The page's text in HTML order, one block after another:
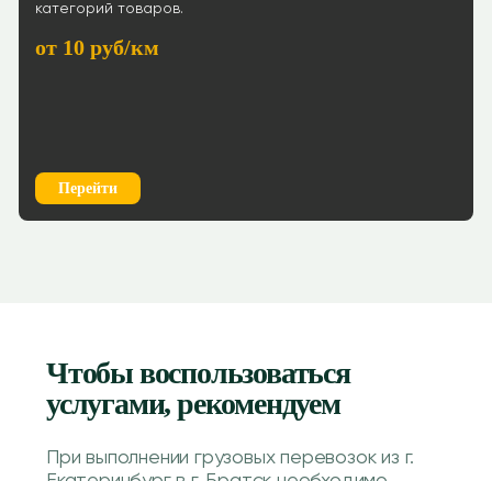
категорий товаров.
от 10 руб/км
Перейти
Чтобы воспользоваться
услугами, рекомендуем
При выполнении грузовых перевозок из г.